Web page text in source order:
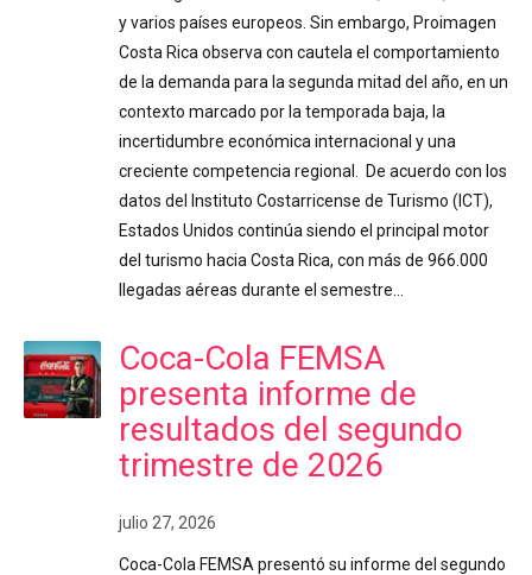
y varios países europeos. Sin embargo, Proimagen
Costa Rica observa con cautela el comportamiento
de la demanda para la segunda mitad del año, en un
contexto marcado por la temporada baja, la
incertidumbre económica internacional y una
creciente competencia regional. De acuerdo con los
datos del Instituto Costarricense de Turismo (ICT),
Estados Unidos continúa siendo el principal motor
del turismo hacia Costa Rica, con más de 966.000
llegadas aéreas durante el semestre…
Coca-Cola FEMSA
presenta informe de
resultados del segundo
trimestre de 2026
julio 27, 2026
Coca-Cola FEMSA presentó su informe del segundo